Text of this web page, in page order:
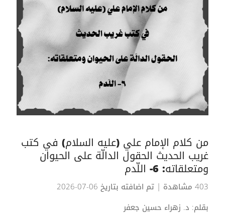
من كلام الإمام علي (عليه السلام) في كتب
غريب الحديث الحقول الدالّة على الحيوان
ومتعلقاته: 6- اللّدم
403 مشاهدة
| تم اضافته بتاريخ 06-07-2026
بقلم: د. زهراء حسين جعفر